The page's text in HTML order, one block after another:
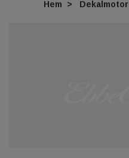
Hem Dekalmotor